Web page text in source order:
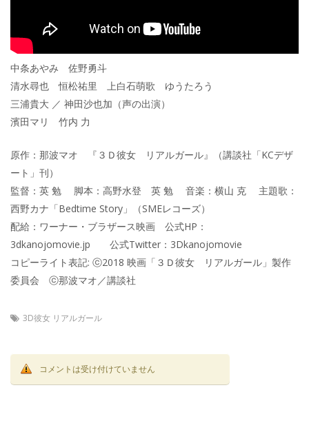
中条あやみ 佐野勇斗
清水尋也 恒松祐里 上白石萌歌 ゆうたろう
三浦貴大 ／ 神田沙也加（声の出演）
濱田マリ 竹内 力
原作：那波マオ 『３Ｄ彼女 リアルガール』（講談社「KCデザ
ート」刊）
監督：英 勉 脚本：高野水登 英 勉 音楽：横山 克 主題歌：
西野カナ「Bedtime Story」（SMEレコーズ）
配給：ワーナー・ブラザース映画 公式HP：
3dkanojomovie.jp 公式Twitter：3Dkanojomovie
コピーライト表記: ⓒ2018 映画「３Ｄ彼女 リアルガール」製作
委員会 ⓒ那波マオ／講談社
3D彼女 リアルガール
コメントは受け付けていません